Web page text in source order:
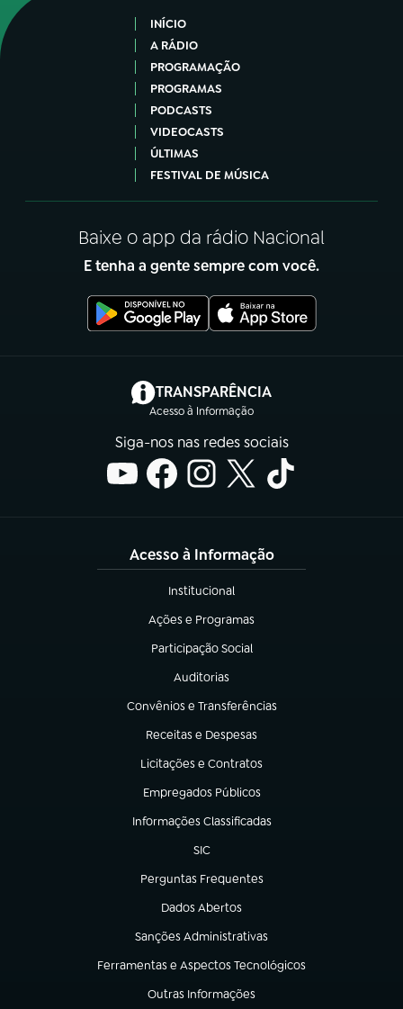
INÍCIO
A RÁDIO
PROGRAMAÇÃO
PROGRAMAS
PODCASTS
VIDEOCASTS
ÚLTIMAS
FESTIVAL DE MÚSICA
Baixe o app da rádio Nacional
E tenha a gente sempre com você.
TRANSPARÊNCIA
Acesso à Informação
(abre em nova aba)
Siga-nos nas redes sociais
Acesso à Informação
Institucional
(abre em nova aba)
Ações e Programas
(abre em nova aba)
Participação Social
(abre em nova aba)
Auditorias
(abre em nova aba)
Convênios e Transferências
(abre em nova aba)
Receitas e Despesas
(abre em nova aba)
Licitações e Contratos
(abre em nova aba)
Empregados Públicos
(abre em nova aba)
Informações Classificadas
(abre em nova aba)
SIC
(abre em nova aba)
Perguntas Frequentes
(abre em nova aba)
Dados Abertos
(abre em nova aba)
Sanções Administrativas
(abre em nova aba)
Ferramentas e Aspectos Tecnológicos
(abre em nova aba)
Outras Informações
(abre em nova aba)